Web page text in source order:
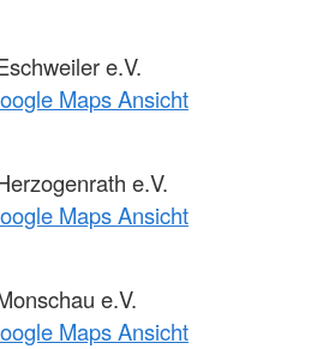
e.V.
Maps Ansicht
e.V.
Maps Ansicht
e.V.
Maps Ansicht